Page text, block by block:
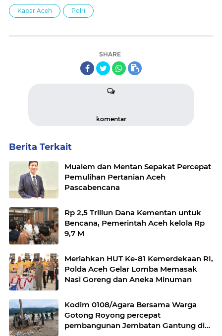
Kabar Aceh Polri
SHARE
komentar
Berita Terkait
Mualem dan Mentan Sepakat Percepat
Pemulihan Pertanian Aceh
Pascabencana
Rp 2,5 Triliun Dana Kementan untuk
Bencana, Pemerintah Aceh kelola Rp
9,7 M
Meriahkan HUT Ke-81 Kemerdekaan RI,
Polda Aceh Gelar Lomba Memasak
Nasi Goreng dan Aneka Minuman
Kodim 0108/Agara Bersama Warga
Gotong Royong percepat
pembangunan Jembatan Gantung di